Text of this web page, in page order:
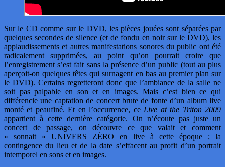
Sur le CD comme sur le DVD, les pièces jouées sont séparées par
quelques secondes de silence (et de fondu en noir sur le DVD), les
applaudissements et autres manifestations sonores du public ont été
radicalement supprimées, au point qu’on pourrait croire que
l’enregistrement s’est fait sans la présence d’un public (tout au plus
aperçoit-on quelques têtes qui surnagent en bas au premier plan sur
le DVD). Certains regretteront donc que l’ambiance de la salle ne
soit pas palpable en son et en images. Mais c’est bien ce qui
différencie une captation de concert brute de fonte d’un album live
monté et peaufiné. Et en l’occurrence, ce Live at the Triton 2009
appartient à cette dernière catégorie. On n’écoute pas juste un
concert de passage, on découvre ce que valait et comment
« sonnait » UNIVERS ZÉRO en live à cette époque ; la
contingence du lieu et de la date s’effacent au profit d’un portrait
intemporel en sons et en images.